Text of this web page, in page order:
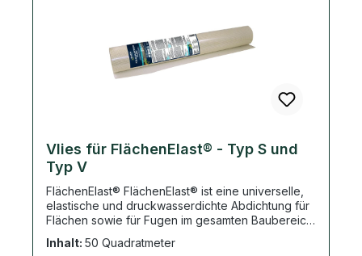
verfüllt. Dichtstoff glatt abziehen und aushärten
lassen. Die Durchhärtezeit ist von der Temperatur
und der Feuchtigkeit abhängig. Achtung!!! Bei
Verwendung von Trennmitteln dürfen diese nicht
wasserbasiert sein.
Vlies für FlächenElast® - Typ S und
Typ V
FlächenElast® FlächenElast® ist eine universelle,
elastische und druckwasserdichte Abdichtung für
Flächen sowie für Fugen im gesamten Baubereich
Dichtstoff kann im Innen- und Außenbereich
Inhalt: 50 Quadratmeter